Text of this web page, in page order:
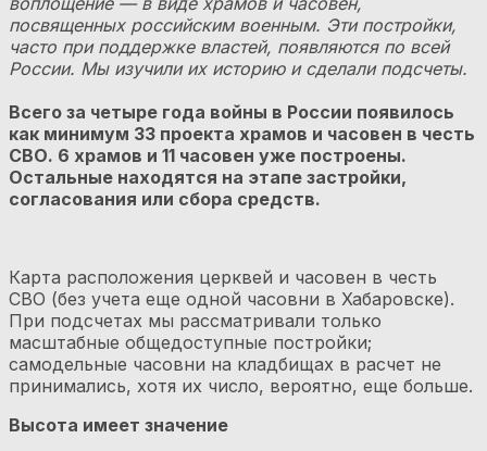
посвященных российским военным. Эти постройки,
часто при поддержке властей, появляются по всей
России. Мы изучили их историю и сделали подсчеты.
Всего за четыре года войны в России появилось
как минимум 33 проекта храмов и часовен в честь
СВО. 6 храмов и 11 часовен уже построены.
Остальные находятся на этапе застройки,
согласования или сбора средств.
Карта расположения церквей и часовен в честь
СВО (без учета еще одной часовни в Хабаровске).
При подсчетах мы рассматривали только
масштабные общедоступные постройки;
самодельные часовни на кладбищах в расчет не
принимались, хотя их число, вероятно, еще больше.
Высота имеет значение